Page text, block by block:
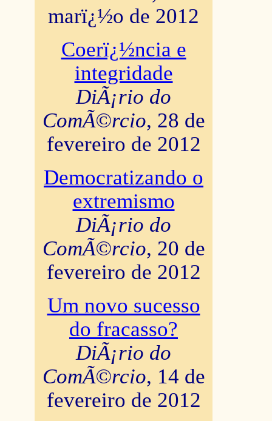
marï¿½o de 2012
Coerï¿½ncia e
integridade
DiÃ¡rio do
ComÃ©rcio, 28 de
fevereiro de 2012
Democratizando o
extremismo
DiÃ¡rio do
ComÃ©rcio, 20 de
fevereiro de 2012
Um novo sucesso
do fracasso?
DiÃ¡rio do
ComÃ©rcio, 14 de
fevereiro de 2012